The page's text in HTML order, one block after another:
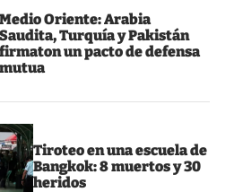
Oriente: Arabia
Turquía y Pakistán
un pacto de defensa
Tiroteo en una escuela de
Bangkok: 8 muertos y 30
heridos